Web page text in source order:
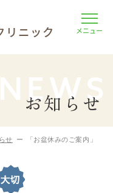
リニック
NEWS
お知らせ
せ 「お盆休みのご案内」